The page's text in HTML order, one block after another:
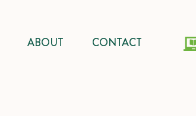
ABOUT CONTACT